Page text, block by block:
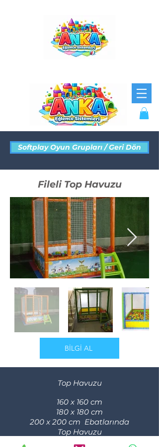
Softplay Oyun Grupları / Geri Dön
Fileli Top Havuzu
BİLGİ AL
Top Havuzu
160 x 160 cm
180 x 180 cm
200 x 200 cm Ebatlarında
Top Havuzu
Kaydırak